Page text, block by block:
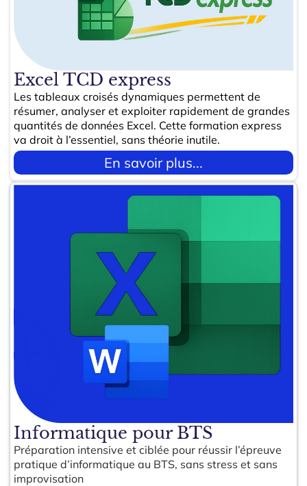
Excel TCD express
Les tableaux croisés dynamiques permettent de
résumer, analyser et exploiter rapidement de grandes
quantités de données Excel. Cette formation express
va droit à l’essentiel, sans théorie inutile.
En savoir plus...
Informatique pour BTS
Préparation intensive et ciblée pour réussir l’épreuve
pratique d’informatique au BTS, sans stress et sans
improvisation